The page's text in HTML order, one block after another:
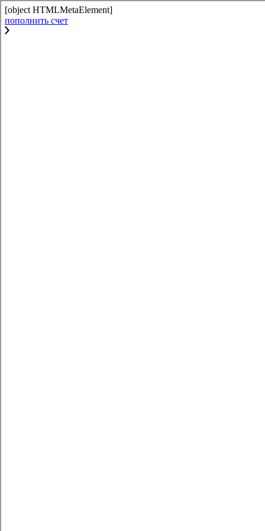
[object HTMLMetaElement]
пополнить счет